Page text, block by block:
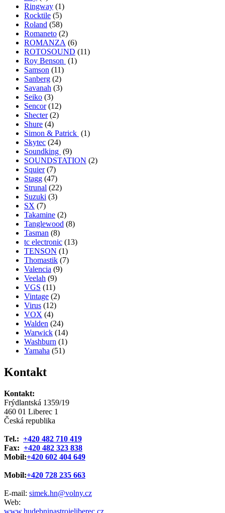
Ringway (1)
Rocktile (5)
Roland (58)
Romaneto (2)
ROMANZA (6)
ROTOSOUND (11)
Roy Benson (1)
Samson (11)
Sanberg (2)
Savanah (3)
Seiko (3)
Sencor(12)
Shecter(2)
Shure (4)
Simon & Patrick (1)
Skytec (24)
Soundking (9)
SOUNDSTATION (2)
Squier(7)
Stagg (47)
Strunal (22)
Suzuki (3)
SX (7)
Takamine (2)
Tanglewood (8)
Tasman (8)
tc electronic (13)
TENSON (1)
Thomastik (7)
Valencia (9)
Veelah (9)
VGS (11)
Vintage (2)
Virus (12)
VOX (4)
Walden (24)
Warwick (14)
Washburn (1)
Yamaha (51)
Kontakt
Kontakt:
Frýdlantská 1359/19
460 01 Liberec 1
Česká republika
Tel.: +420 482 710 419
Fax: +420 482 323 838
Mobil:+420 602 404 649
Mobil:+420 728 235 663
E-mail: simek.hn@volny.cz
Web:
www.hudebninastrojeliberec.cz